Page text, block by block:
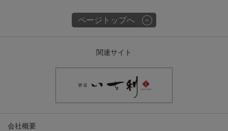
ページトップへ
関連サイト
会社概要